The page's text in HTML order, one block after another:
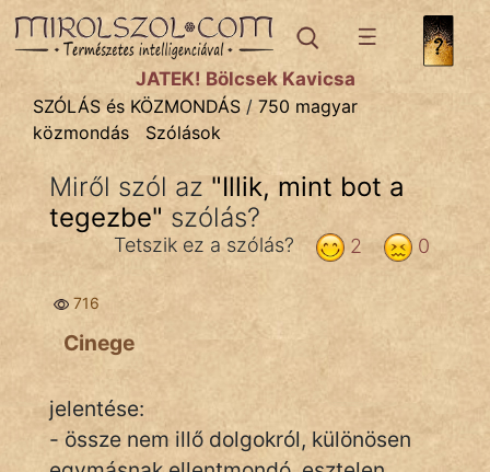
SZÓLÁS ÉS KÖZMONDÁStémák:
Bibliai
Kifejezések
Közmondások
Rímelő
Szóláscsoportok
Szólások
Tréfás
JÁTÉK! Bölcsek Kavicsa
SZÓLÁS és KÖZMONDÁS / 750 magyar
közmondás
Szólások
Miről szól az "Illik, mint bot a
tegezbe" szólás?
0
2
Tetszik ez a szólás?
716
Cinege
jelentése:
- össze nem illő dolgokról, különösen